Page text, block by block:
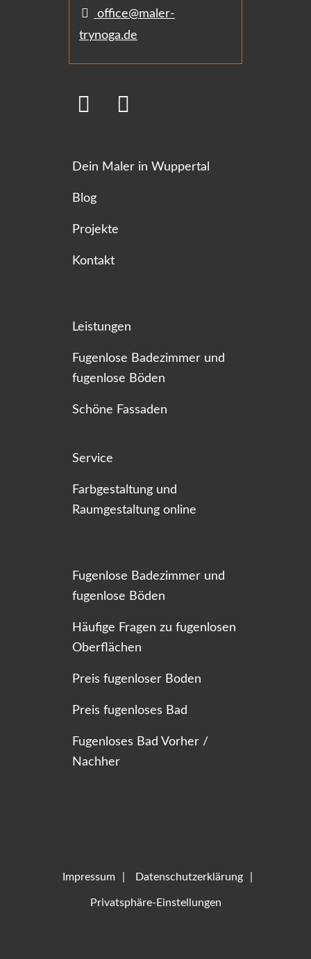
office@maler-
trynoga.de
Dein Maler in Wuppertal
Blog
Projekte
Kontakt
Leistungen
Fugenlose Badezimmer und
fugenlose Böden
Schöne Fassaden
Service
Farbgestaltung und
Raumgestaltung online
Fugenlose Badezimmer und
fugenlose Böden
Häufige Fragen zu fugenlosen
Oberflächen
Preis fugenloser Boden
Preis fugenloses Bad
Fugenloses Bad Vorher /
Nachher
Impressum Datenschutzerklärung
Privatsphäre-Einstellungen